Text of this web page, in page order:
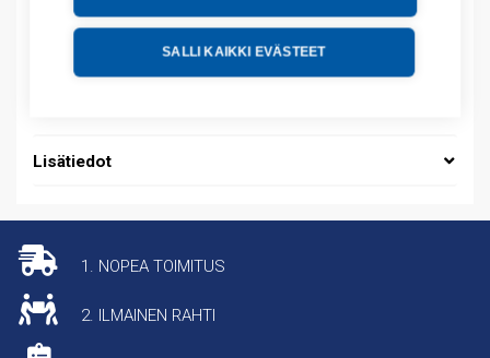
SALLI KAIKKI EVÄSTEET
Tuotekoodit
Tilauskoodi: 03454
Lisätiedot
1. NOPEA TOIMITUS
2. ILMAINEN RAHTI